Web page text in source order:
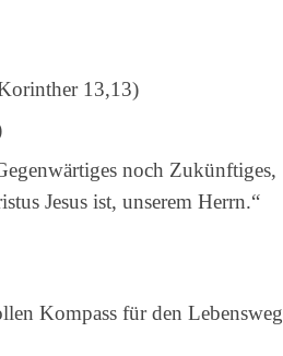
13,13)
noch Zukünftiges,
Jesus ist, unserem Herrn.“
Kompass für den Lebensweg